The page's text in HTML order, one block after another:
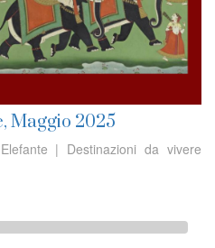
Maggio 2025
| Destinazioni da vivere